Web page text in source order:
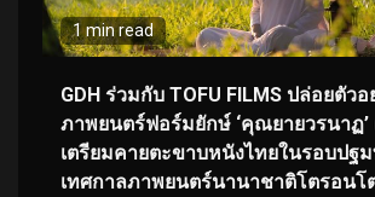
1 min read
GDH ร่วมกับ TOFU FILMS ปล่อยตัวอ
ภาพยนตร์ฟอร์มยักษ์ ‘คุณยายวรนาฏ’
เตรียมคายตะขาบหนังไทยในรอบปฐ
เทศกาลภาพยนตร์นานาชาติโตรอนโ